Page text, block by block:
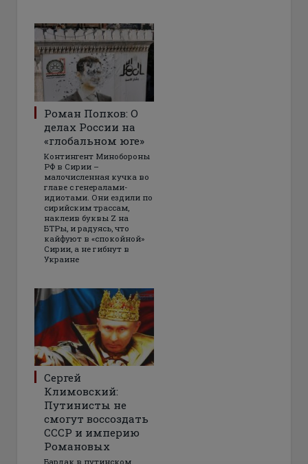
Роман Попков: О
делах России на
«глобальном юге»
Контингент Минобороны
РФ в Сирии –
малочисленная кучка во
главе с генералами-
идиотами. Они ездили по
сирийским трассам,
наклеив буквы Z на
БТРы, и радуясь, что
кайфуют в «спокойной»
Сирии, а не гибнут в
Украине
Сергей
Климовский:
Путинисты не
смогут воссоздать
СССР и империю
Романовых
Бардак в путинском